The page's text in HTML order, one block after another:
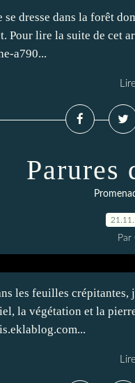
dresse dans la forêt
Pour lire la suite de cet
a790...
Parures
Par
les feuilles
la végétation et la